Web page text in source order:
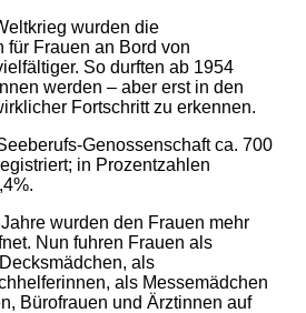
wurden die
für Frauen an Bord von
So durften ab 1954
werden – aber erst in den
Fortschritt zu erkennen.
Genossenschaft ca. 700
in Prozentzahlen
wurden den Frauen mehr
Nun fuhren Frauen als
als
als Messemädchen
Bürofrauen und Ärztinnen auf